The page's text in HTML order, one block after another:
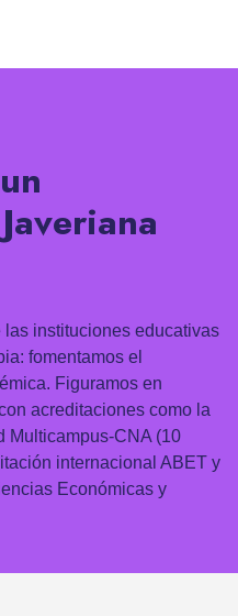
un
instituciones educativas
fomentamos el
Figuramos en
acreditaciones como la
Multicampus-CNA (10
internacional ABET y
Económicas y